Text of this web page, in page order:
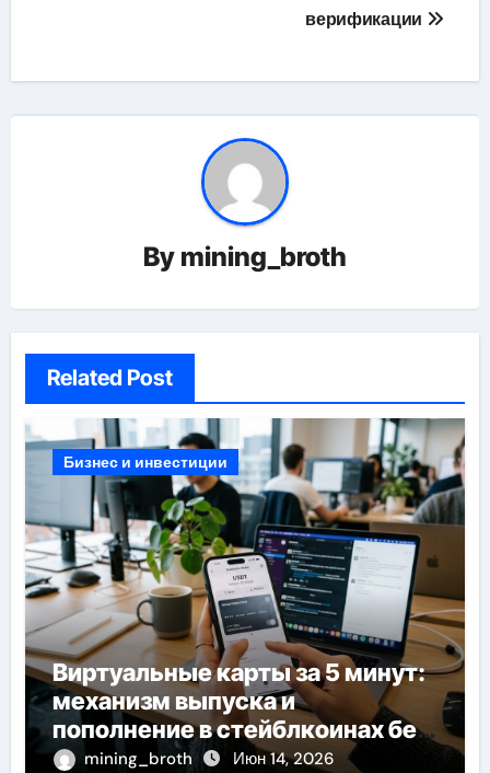
верификации
By mining_broth
Related Post
Бизнес и инвестиции
Виртуальные карты за 5 минут:
механизм выпуска и
пополнение в стейблкоинах без
банковской верификации
mining_broth Июн 14, 2026